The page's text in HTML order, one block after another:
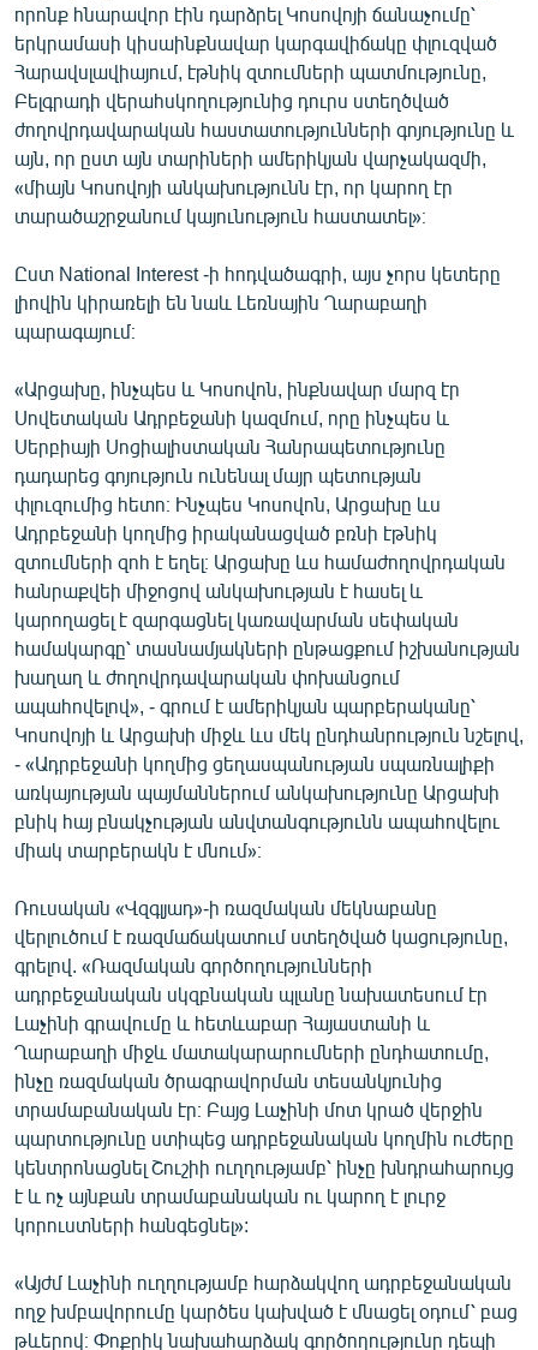
որոնք հնարավոր էին դարձրել Կոսովոյի ճանաչումը՝
երկրամասի կիսաինքնավար կարգավիճակը փլուզված
Հարավսլավիայում, էթնիկ զտումների պատմությունը,
Բելգրադի վերահսկողությունից դուրս ստեղծված
ժողովրդավարական հաստատությունների գոյությունը և
այն, որ ըստ այն տարիների ամերիկյան վարչակազմի,
«միայն Կոսովոյի անկախությունն էր, որ կարող էր
տարածաշրջանում կայունություն հաստատել»։
Ըստ National Interest -ի հոդվածագրի, այս չորս կետերը
լիովին կիրառելի են նաև Լեռնային Ղարաբաղի
պարագայում։
«Արցախը, ինչպես և Կոսովոն, ինքնավար մարզ էր
Սովետական Ադրբեջանի կազմում, որը ինչպես և
Սերբիայի Սոցիալիստական Հանրապետությունը
դադարեց գոյություն ունենալ մայր պետության
փլուզումից հետո։ Ինչպես Կոսովոն, Արցախը ևս
Ադրբեջանի կողմից իրականացված բռնի էթնիկ
զտումների զոհ է եղել։ Արցախը ևս համաժողովրդական
հանրաքվեի միջոցով անկախության է հասել և
կարողացել է զարգացնել կառավարման սեփական
համակարգը՝ տասնամյակների ընթացքում իշխանության
խաղաղ և ժողովրդավարական փոխանցում
ապահովելով», - գրում է ամերիկյան պարբերականը՝
Կոսովոյի և Արցախի միջև ևս մեկ ընդհանրություն նշելով,
- «Ադրբեջանի կողմից ցեղասպանության սպառնալիքի
առկայության պայմաններում անկախությունը Արցախի
բնիկ հայ բնակչության անվտանգությունն ապահովելու
միակ տարբերակն է մնում»։
Ռուսական «Վզգլյադ»-ի ռազմական մեկնաբանը
վերլուծում է ռազմաճակատում ստեղծված կացությունը,
գրելով. «Ռազմական գործողությունների
ադրբեջանական սկզբնական պլանը նախատեսում էր
Լաչինի գրավումը և հետևաբար Հայաստանի և
Ղարաբաղի միջև մատակարարումների ընդհատումը,
ինչը ռազմական ծրագրավորման տեսանկյունից
տրամաբանական էր։ Բայց Լաչինի մոտ կրած վերջին
պարտությունը ստիպեց ադրբեջանական կողմին ուժերը
կենտրոնացնել Շուշիի ուղղությամբ՝ ինչը խնդրահարույց
է և ոչ այնքան տրամաբանական ու կարող է լուրջ
կորուստների հանգեցնել»:
«Այժմ Լաչինի ուղղությամբ հարձակվող ադրբեջանական
ողջ խմբավորումը կարծես կախված է մնացել օդում՝ բաց
թևերով։ Փոքրիկ նախահարձակ գործողությունը դեպի